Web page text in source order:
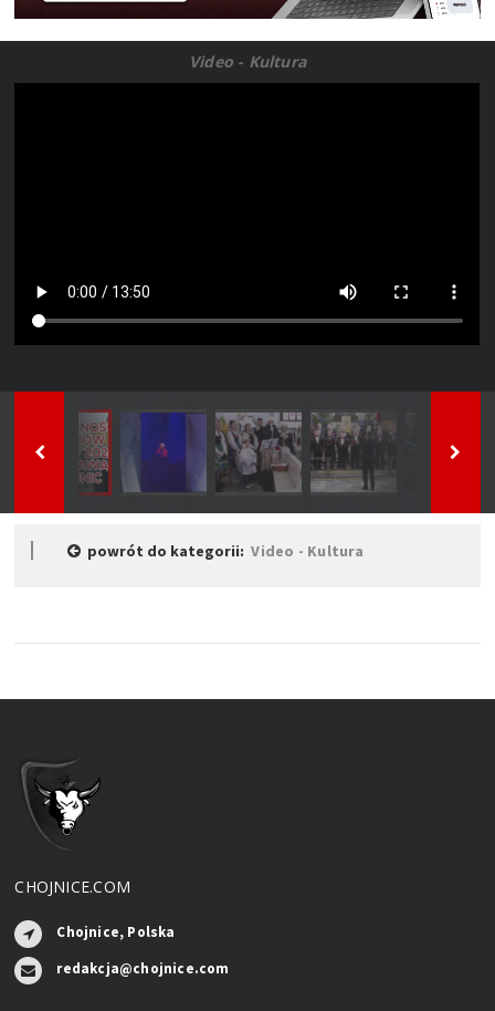
Video - Kultura
powrót do kategorii:Video - Kultura
CHOJNICE.COM
Chojnice, Polska
redakcja@chojnice.com